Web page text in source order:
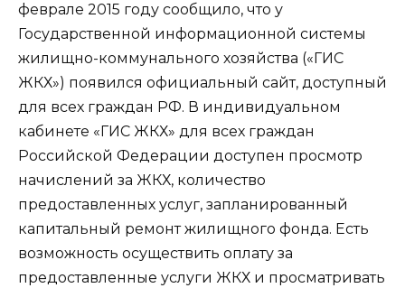
феврале 2015 году сообщило, что у
Государственной информационной системы
жилищно-коммунального хозяйства («ГИС
ЖКХ») появился официальный сайт, доступный
для всех граждан РФ. В индивидуальном
кабинете «ГИС ЖКХ» для всех граждан
Российской Федерации доступен просмотр
начислений за ЖКХ, количество
предоставленных услуг, запланированный
капитальный ремонт жилищного фонда. Есть
возможность осуществить оплату за
предоставленные услуги ЖКХ и просматривать